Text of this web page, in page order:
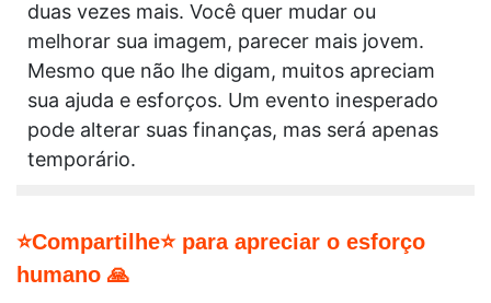
duas vezes mais. Você quer mudar ou
melhorar sua imagem, parecer mais jovem.
Mesmo que não lhe digam, muitos apreciam
sua ajuda e esforços. Um evento inesperado
pode alterar suas finanças, mas será apenas
temporário.
⭐Compartilhe⭐ para apreciar o esforço
humano 🙏